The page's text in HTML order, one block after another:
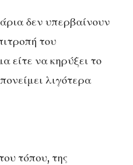
δεν υπερβαίνουν
του
είτε να κηρύξει το
λιγότερα
τόπου, της